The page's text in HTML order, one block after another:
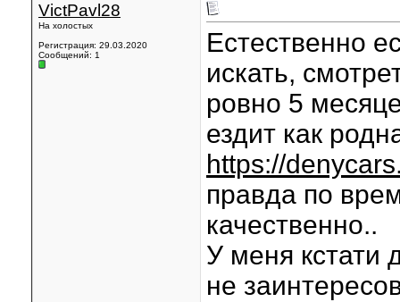
VictPavl28
На холостых
Регистрация: 29.03.2020
Сообщений: 1
Естественно
искать,
ровно 5
ездит как
https://
правда по
качественно..
У меня кстати
не